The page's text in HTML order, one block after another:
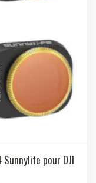
Sunnylife pour DJI